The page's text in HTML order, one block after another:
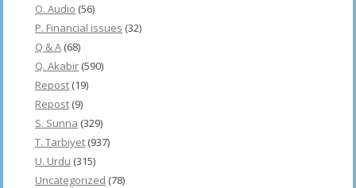
O. Audio (56)
P. Financial issues (32)
Q & A (68)
Q. Akabir (590)
Repost (19)
Repost (9)
S. Sunna (329)
T. Tarbiyet (937)
U. Urdu (315)
Uncategorized (78)